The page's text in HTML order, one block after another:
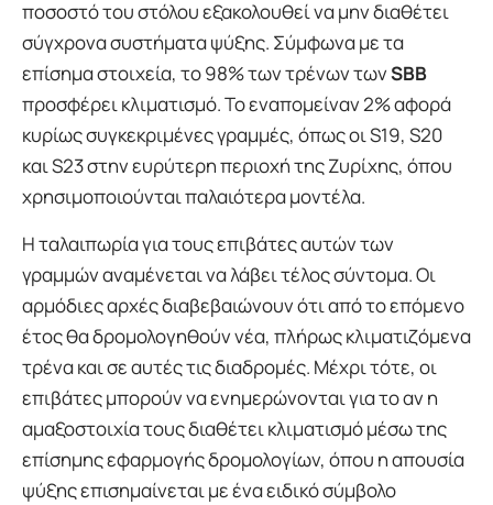
ποσοστό του στόλου εξακολουθεί να μην διαθέτει
σύγχρονα συστήματα ψύξης. Σύμφωνα με τα
επίσημα στοιχεία, το 98% των τρένων τωνSBB
προσφέρει κλιματισμό. Το εναπομείναν 2% αφορά
κυρίως συγκεκριμένες γραμμές, όπως οι S19, S20
και S23 στην ευρύτερη περιοχή της Ζυρίχης, όπου
χρησιμοποιούνται παλαιότερα μοντέλα.
Η ταλαιπωρία για τους επιβάτες αυτών των
γραμμών αναμένεται να λάβει τέλος σύντομα. Οι
αρμόδιες αρχές διαβεβαιώνουν ότι από το επόμενο
έτος θα δρομολογηθούν νέα, πλήρως κλιματιζόμενα
τρένα και σε αυτές τις διαδρομές. Μέχρι τότε, οι
επιβάτες μπορούν να ενημερώνονται για το αν η
αμαξοστοιχία τους διαθέτει κλιματισμό μέσω της
επίσημης εφαρμογής δρομολογίων, όπου η απουσία
ψύξης επισημαίνεται με ένα ειδικό σύμβολο